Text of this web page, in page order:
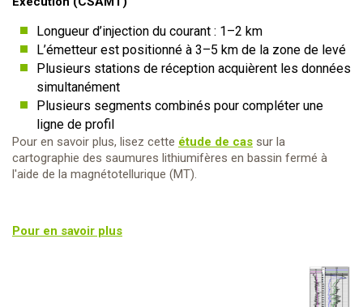
Longueur d’injection du courant : 1–2 km
L’émetteur est positionné à 3–5 km de la zone de levé
Plusieurs stations de réception acquièrent les données
simultanément
Plusieurs segments combinés pour compléter une
ligne de profil
Pour en savoir plus, lisez cette étude de cas sur la
cartographie des saumures lithiumifères en bassin fermé à
l'aide de la magnétotellurique (MT).
Pour en savoir plus